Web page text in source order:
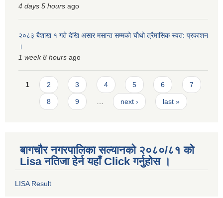
4 days 5 hours ago
२०८३ बैशाख १ गते देखि असार मसान्त सम्मको चौथो त्रैमासिक स्वत: प्रकाशन
।
1 week 8 hours ago
Pages
1 2 3 4 5 6 7
8 9 next › last »
बागचौर नगरपालिका सल्यानको २०८०/८१ को
Lisa नतिजा हेर्न यहाँ Click गर्नुहोस ।
LISA Result